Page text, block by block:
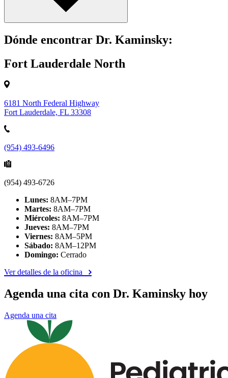
Dónde encontrar Dr. Kaminsky:
Fort Lauderdale North
6181 North Federal Highway
Fort Lauderdale, FL 33308
(954) 493-6496
(954) 493-6726
Lunes: 8AM–7PM
Martes: 8AM–7PM
Miércoles: 8AM–7PM
Jueves: 8AM–7PM
Viernes: 8AM–5PM
Sábado: 8AM–12PM
Domingo: Cerrado
Ver detalles de la oficina
Agenda una cita con Dr. Kaminsky hoy
Agenda una cita